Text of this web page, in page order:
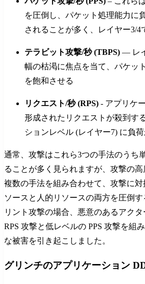
を圧倒し、パケット処理能力に
されることが多く、レイヤー3/4
テラビット攻撃/秒 (TBPS) — レ
幅の枯渇に焦点を当て、パケッ
を飽和させる
リクエスト/秒 (RPS) - アプリケ
形成されたリクエストが殺到す
ションレベル (レイヤー7) に負
通常、攻撃はこれら3つの手法のうち
ることが多く見られますが、攻撃の
複数の手法を組み合わせて、攻撃に対
ソースと人的リソースの両方を圧倒
リント攻撃の場合、悪意のあるアク
RPS 攻撃と低レベルの PPS 攻撃を組
な被害を引き起こしました。
グリンチのアプリケーション